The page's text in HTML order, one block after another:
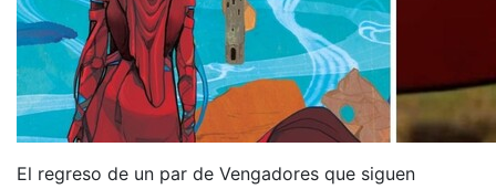
El regreso de un par de Vengadores que siguen